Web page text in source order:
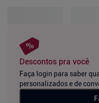
Descontos pra você
Faça login para saber
personalizados e de